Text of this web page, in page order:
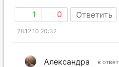
1 0 Ответить
28.12.10 20:32
Александра в ответ